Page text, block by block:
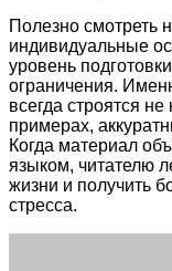
Полезно смотреть
индивидуальные
уровень
ограничения.
всегда строятся
примерах,
Когда материал
языком, читателю
жизни и получить
стресса.